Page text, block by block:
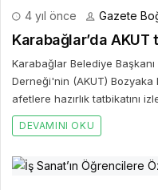
4 yıl önce Gazete
Karabağlar’da AKUT
Karabağlar Belediye
Derneği'nin (AKUT)
afetlere hazırlık tatbikatını
DEVAMINI OKU